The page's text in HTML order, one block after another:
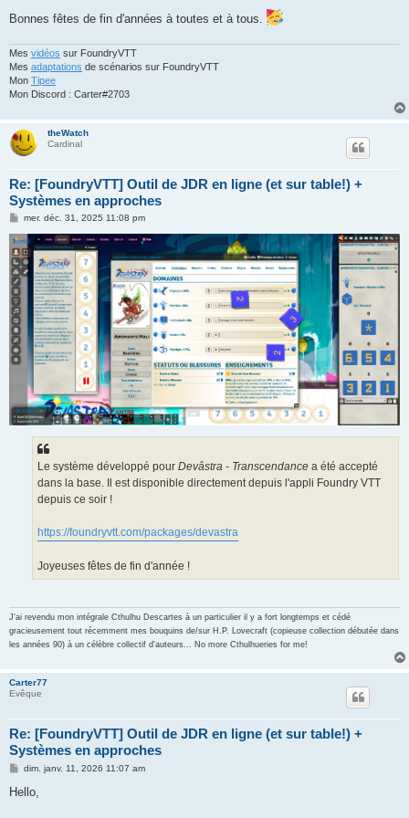
Bonnes fêtes de fin d'années à toutes et à tous.
Mes vidéos sur FoundryVTT
Mes adaptations de scénarios sur FoundryVTT
Mon Tipee
Mon Discord : Carter#2703
theWatch
Cardinal
Re: [FoundryVTT] Outil de JDR en ligne (et sur table!) +
Systèmes en approches
M
s
s
a
g
e
mer. déc. 31, 2025 11:08 pm
Le système développé pour Devâstra - Transcendance a été accepté
dans la base. Il est disponible directement depuis l'appli Foundry VTT
depuis ce soir !
https://foundryvtt.com/packages/devastra
Joyeuses fêtes de fin d'année !
J'ai revendu mon intégrale Cthulhu Descartes à un particulier il y a fort longtemps et cédé
gracieusement tout récemment mes bouquins de/sur H.P. Lovecraft (copieuse collection débutée dans
les années 90) à un célèbre collectif d'auteurs... No more Cthulhueries for me!
Carter77
Evêque
Re: [FoundryVTT] Outil de JDR en ligne (et sur table!) +
Systèmes en approches
M
s
dim. janv. 11, 2026 11:07 am
Hello,